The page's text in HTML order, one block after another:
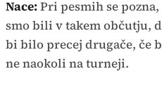
Nace:Pri pesmih se
smo bili v takem občutju,
bi bilo precej drugače, če
ne naokoli na turneji.